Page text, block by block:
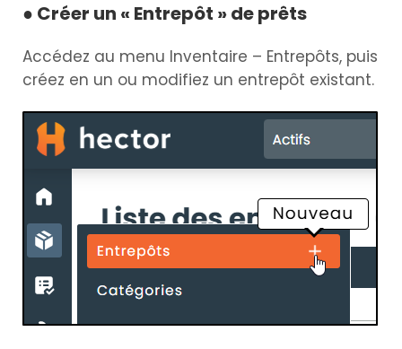
● Créer un « Entrepôt » de prêts
Accédez au menu Inventaire – Entrepôts, puis
créez en un ou modifiez un entrepôt existant.